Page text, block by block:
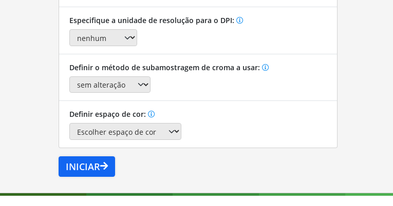
Especifique a unidade de resolução para o DPI:
Definir o método de subamostragem de croma a usar:
Definir espaço de cor:
INICIAR